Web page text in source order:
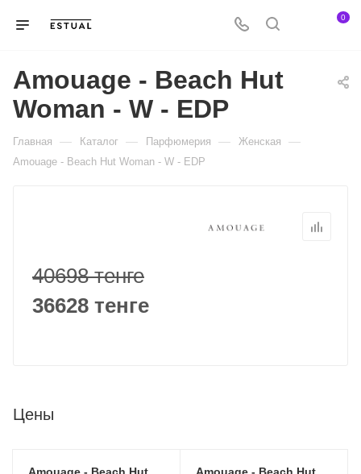
0
Amouage - Beach Hut
Woman - W - EDP
Главная — Каталог — Парфюмерия — Женская —
Amouage - Beach Hut Woman - W - EDP
40698 тенге
36628 тенге
Цены